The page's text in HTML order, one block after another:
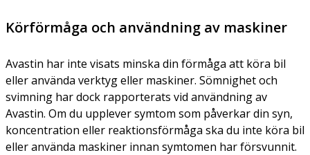
Körförmåga och användning av maskiner
Avastin har inte visats minska din förmåga att köra bil
eller använda verktyg eller maskiner. Sömnighet och
svimning har dock rapporterats vid användning av
Avastin. Om du upplever symtom som påverkar din syn,
koncentration eller reaktionsförmåga ska du inte köra bil
eller använda maskiner innan symtomen har försvunnit.